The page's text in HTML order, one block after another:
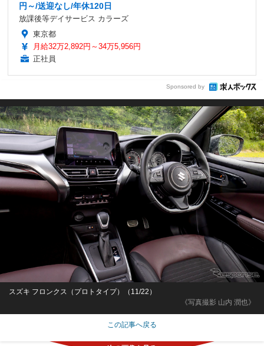
円～/送迎なし/年休120日
放課後等デイサービス カラーズ
東京都
月給32万2,892円～34万5,956円
正社員
Sponsored by
《写真撮影 山内 潤也》
スズキ フロンクス（プロトタイプ）（11/22）
この記事へ戻る